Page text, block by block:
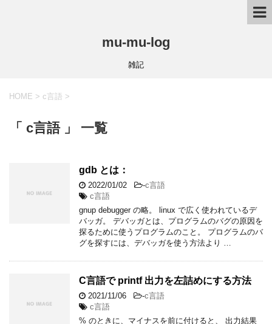
mu-mu-log
雑記
HOME > c言語 >
「 c言語 」 一覧
gdb とは：
2022/01/02 -c言語
c言語
gnup debugger の略。 linux で広く使われているデ
バッガ。 デバッガとは、プログラムのバグの原因を
探るために使うプログラムのこと。 プログラムのバ
グを探すには、デバッガを使う方法より …
C言語で printf 出力を左詰めにする方法
2021/11/06 -c言語
c言語
% のときに、マイナスを前に付けると、 出力結果